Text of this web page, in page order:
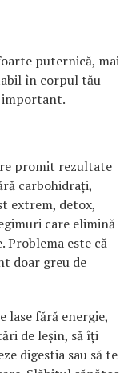
puternică, mai
în corpul tău
important.
promit rezultate
carbohidrați,
extrem, detox,
care elimină
este că
doar greu de
lase fără energie,
de leșin, să îți
digestia sau să te